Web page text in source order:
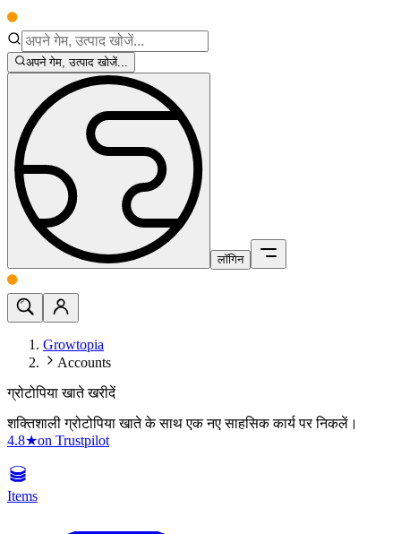
अपने गेम, उत्पाद खोजें...
लॉगिन
Growtopia
Accounts
ग्रोटोपिया खाते खरीदें
शक्तिशाली ग्रोटोपिया खाते के साथ एक नए साहसिक कार्य पर निकलें।
4.8★on Trustpilot
Items